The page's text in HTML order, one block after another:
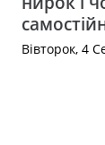
Вівторок, 4